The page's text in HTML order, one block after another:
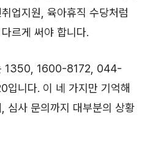
업지원, 육아휴직 수당처럼
르게 써야 합니다.
1350, 1600-8172, 044-
니다. 이 네 가지만 기억해
심사 문의까지 대부분의 상황